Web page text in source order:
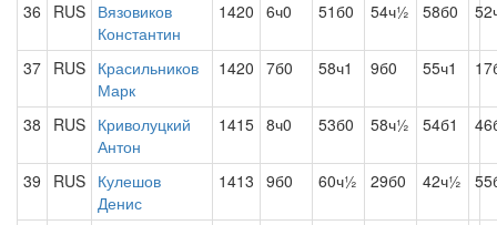
36 RUS Вязовиков
Константин
1420 6ч0 51б0 54ч½ 58б0
37 RUS Красильников
Марк
1420 7б0 58ч1 9б0 55ч1
38 RUS Криволуцкий
Антон
1415 8ч0 53б0 58ч½ 54б1
39 RUS Кулешов
Денис
1413 9б0 60ч½ 29б0 42ч½